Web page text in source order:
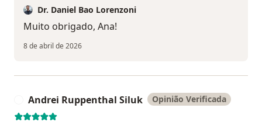
Dr. Daniel Bao Lorenzoni
Muito obrigado, Ana!
8 de abril de 2026
Andrei Ruppenthal Siluk Opinião Verificada